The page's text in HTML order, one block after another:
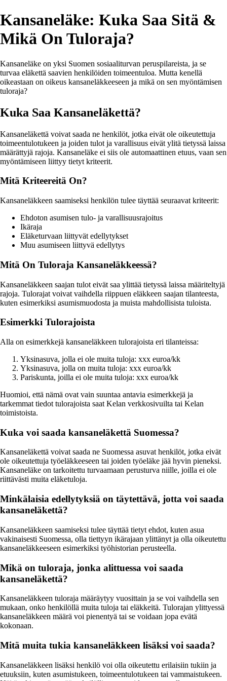
Kansaneläke: Kuka Saa Sitä &
Mikä On Tuloraja?
Kansaneläke on yksi Suomen sosiaaliturvan peruspilareista, ja se
turvaa eläkettä saavien henkilöiden toimeentuloa. Mutta kenellä
oikeastaan on oikeus kansaneläkkeeseen ja mikä on sen myöntämisen
tuloraja?
Kuka Saa Kansaneläkettä?
Kansaneläkettä voivat saada ne henkilöt, jotka eivät ole oikeutettuja
toimeentulotukeen ja joiden tulot ja varallisuus eivät ylitä tietyssä laissa
määrättyjä rajoja. Kansaneläke ei siis ole automaattinen etuus, vaan sen
myöntämiseen liittyy tietyt kriteerit.
Mitä Kriteereitä On?
Kansaneläkkeen saamiseksi henkilön tulee täyttää seuraavat kriteerit:
Ehdoton asumisen tulo- ja varallisuusrajoitus
Ikäraja
Eläketurvaan liittyvät edellytykset
Muu asumiseen liittyvä edellytys
Mitä On Tuloraja Kansaneläkkeessä?
Kansaneläkkeen saajan tulot eivät saa ylittää tietyssä laissa määriteltyjä
rajoja. Tulorajat voivat vaihdella riippuen eläkkeen saajan tilanteesta,
kuten esimerkiksi asumismuodosta ja muista mahdollisista tuloista.
Esimerkki Tulorajoista
Alla on esimerkkejä kansaneläkkeen tulorajoista eri tilanteissa:
Yksinasuva, jolla ei ole muita tuloja: xxx euroa/kk
Yksinasuva, jolla on muita tuloja: xxx euroa/kk
Pariskunta, joilla ei ole muita tuloja: xxx euroa/kk
Huomioi, että nämä ovat vain suuntaa antavia esimerkkejä ja
tarkemmat tiedot tulorajoista saat Kelan verkkosivuilta tai Kelan
toimistoista.
Kuka voi saada kansaneläkettä Suomessa?
Kansaneläkettä voivat saada ne Suomessa asuvat henkilöt, jotka eivät
ole oikeutettuja työeläkkeeseen tai joiden työeläke jää hyvin pieneksi.
Kansaneläke on tarkoitettu turvaamaan perusturva niille, joilla ei ole
riittävästi muita eläketuloja.
Minkälaisia edellytyksiä on täytettävä, jotta voi saada
kansaneläkettä?
Kansaneläkkeen saamiseksi tulee täyttää tietyt ehdot, kuten asua
vakinaisesti Suomessa, olla tiettyyn ikärajaan ylittänyt ja olla oikeutettu
kansaneläkkeeseen esimerkiksi työhistorian perusteella.
Mikä on tuloraja, jonka alittuessa voi saada
kansaneläkettä?
Kansaneläkkeen tuloraja määräytyy vuosittain ja se voi vaihdella sen
mukaan, onko henkilöllä muita tuloja tai eläkkeitä. Tulorajan ylittyessä
kansaneläkkeen määrä voi pienentyä tai se voidaan jopa evätä
kokonaan.
Mitä muita tukia kansaneläkkeen lisäksi voi saada?
Kansaneläkkeen lisäksi henkilö voi olla oikeutettu erilaisiin tukiin ja
etuuksiin, kuten asumistukeen, toimeentulotukeen tai vammaistukeen.